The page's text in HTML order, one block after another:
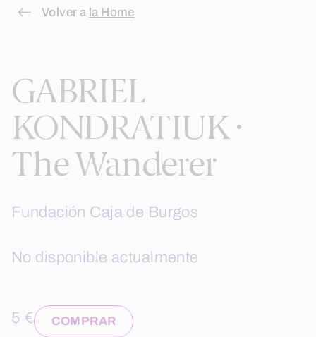
Skip
Volver a la Home
GABRIEL
KONDRATIUK ·
The Wanderer
Fundación Caja de Burgos
No disponible actualmente
5 € COMPRAR